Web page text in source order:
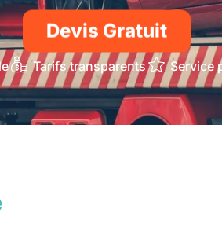
Devis Gratuit
Tarifs transparents Service